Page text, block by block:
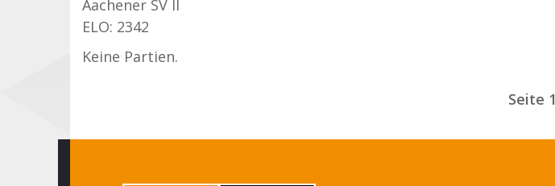
Aachener SV II
ELO: 2342
Keine Partien.
Seite 1